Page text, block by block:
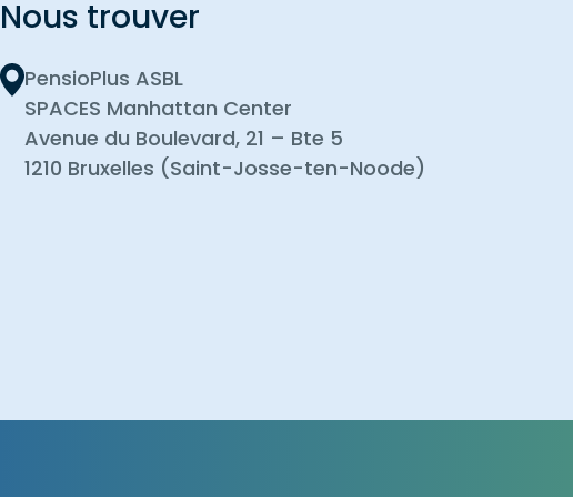
Nous trouver
PensioPlus ASBL
SPACES Manhattan Center
Avenue du Boulevard, 21 – Bte 5
1210 Bruxelles (Saint-Josse-ten-Noode)